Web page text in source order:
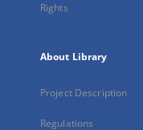
Rights
About Library
Project Description
Regulations